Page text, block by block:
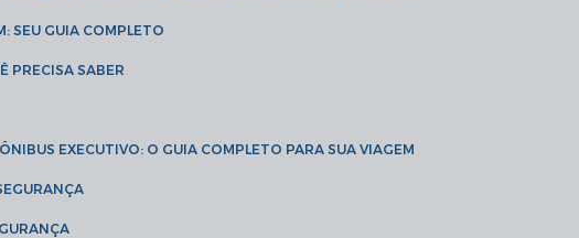
SEU GUIA COMPLETO
PRECISA SABER
ÔNIBUS EXECUTIVO: O GUIA COMPLETO PARA SUA VIAGEM